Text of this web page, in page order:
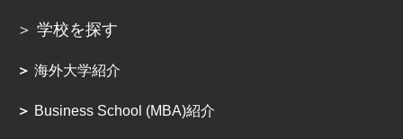
＞ 学校を探す
＞ 海外大学紹介
＞ Business School (MBA)紹介